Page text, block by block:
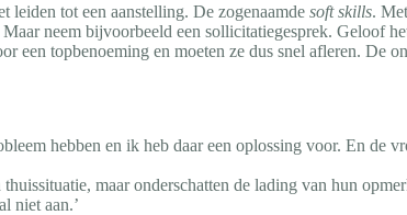
leiden tot een aanstelling. De zogenaamde soft skills.
neem bijvoorbeeld een sollicitatiegesprek. Geloof
een topbenoeming en moeten ze dus snel afleren. De
hebben en ik heb daar een oplossing voor. En de
maar onderschatten de lading van hun
niet aan.’